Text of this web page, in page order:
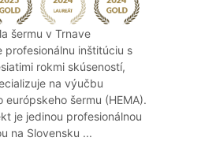
šermu v Trnave
profesionálnu inštitúciu s
rokmi skúseností,
na výučbu
európskeho šermu (HEMA).
je jedinou profesionálnou
na Slovensku ...